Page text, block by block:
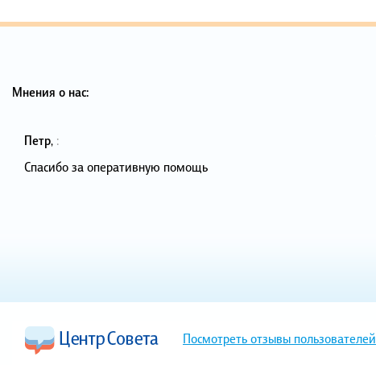
Мнения о нас:
Петр, :
Спасибо за оперативную помощь
Посмотреть отзывы пользователей